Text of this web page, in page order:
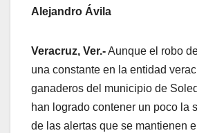
Alejandro Ávila
Veracruz, Ver.-Aunque el robo
una constante en la entidad
ganaderos del municipio de
han logrado contener un poco la
de las alertas que se mantienen